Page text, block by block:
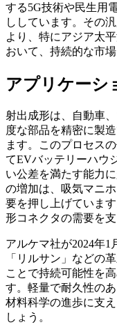
する5G技術や民生用
ししています。その
より、特にアジア太
おいて、持続的な市
アプリケーシ
射出成形は、自動車
度な部品を精密に製
ます。このプロセス
てEVバッテリーハウ
い公差を満たす能力
の増加は、吸気マニ
要を押し上げていま
形コネクタの需要を支
アルケマ社が2024年1
「リルサン」などの
ことで持続可能性を
す。軽量で耐久性の
材料科学の進歩に支
しょう。